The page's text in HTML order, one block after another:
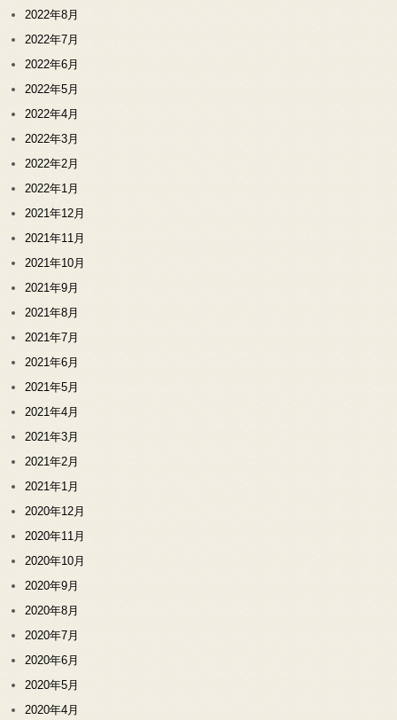
2022年8月
2022年7月
2022年6月
2022年5月
2022年4月
2022年3月
2022年2月
2022年1月
2021年12月
2021年11月
2021年10月
2021年9月
2021年8月
2021年7月
2021年6月
2021年5月
2021年4月
2021年3月
2021年2月
2021年1月
2020年12月
2020年11月
2020年10月
2020年9月
2020年8月
2020年7月
2020年6月
2020年5月
2020年4月